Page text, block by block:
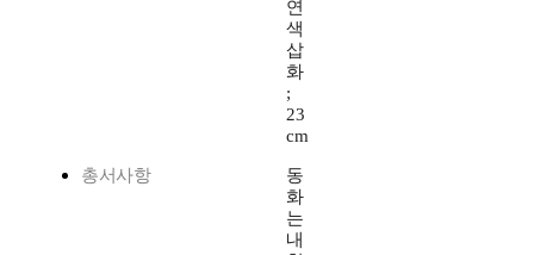
연
색
삽
화
;
23
cm
총서사항
동
화
는
내